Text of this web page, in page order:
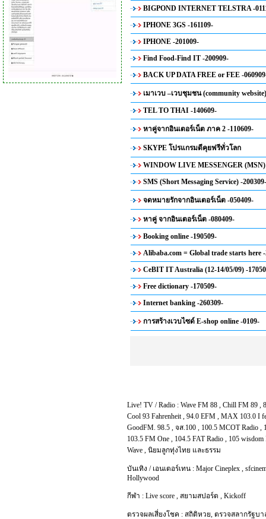
BIGPOND INTERNET TELSTRA -
IPHONE 3GS -161109-
IPHONE -201009-
Find Food-Find IT -200909-
BACK UP DATA FREE or FEE -
เมาเวบ –เวบชุมชน (community
TEL TO THAI -140609-
หาคู่จากอินเตอร์เน็ต ภาค 2 -110609-
SKYPE โปรแกรมดีคุยฟรีทั่วโลก
WINDOW LIVE MESSENGER (MSN)
SMS (Short Messaging Service) -200309-
จดหมายรักจากอินเตอร์เน็ต -050409-
หาคู่ จากอินเตอร์เน็ต -080409-
Booking online -190509-
Alibaba.com = Global trade starts here -
CeBIT IT Australia (12-14/05/09) -
Free dictionary -170509-
Internet banking -260309-
การสร้างเวบไซด์ E-shop online -0109-
Live! TV / Radio : Wave FM 88 , Chill FM 89 ,
Cool 93 Fahrenheit, 94.0 EFM , MAX 103.0 I
GoodFM. 98.5 , จส.100 , 100.5 MCOT Radio ,
103.5 FM One , 104.5 FAT Radio , 105 wisdom
Wave , นิยมลูกทุ่งไทย และธรรม
บันเทิง / เอนเตอร์เทน : Major Cineplex ,
Hollywood
กีฬา : Live score , สยามสปอร์ต , Kickoff
ตรวจผลเสี่ยงโชค : สถิติหวย, ตรวจสลากรัฐบา